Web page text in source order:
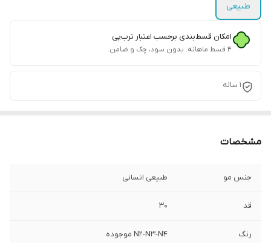
طبیعی
امکان قسط‌بندی برحسب اعتبار ترب‌پی
۴ قسط ماهانه. بدون سود، چک و ضامن.
1 ساله
مشخصات
جنس مو طبیعی انسانی
قد 30
رنگ N2-N3-N4 موجوده